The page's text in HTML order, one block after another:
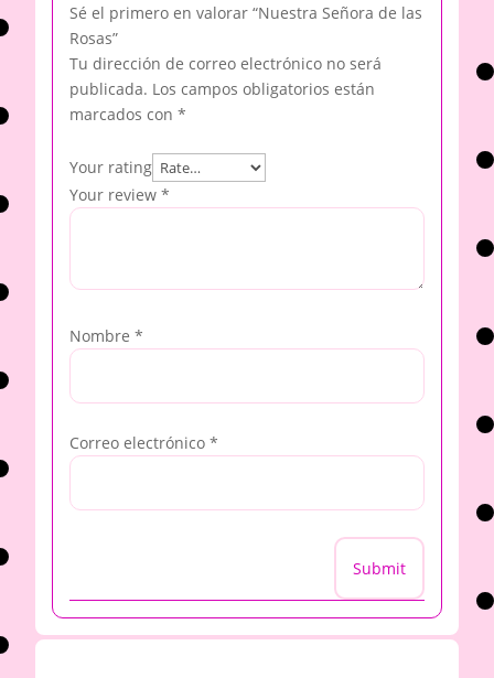
Sé el primero en valorar “Nuestra Señora de las
Rosas”
Tu dirección de correo electrónico no será
publicada. Los campos obligatorios están
marcados con *
Your rating
Your review *
Nombre *
Correo electrónico *
Submit